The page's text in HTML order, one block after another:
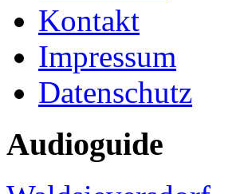
Kontakt
Impressum
Datenschutz
Audioguide